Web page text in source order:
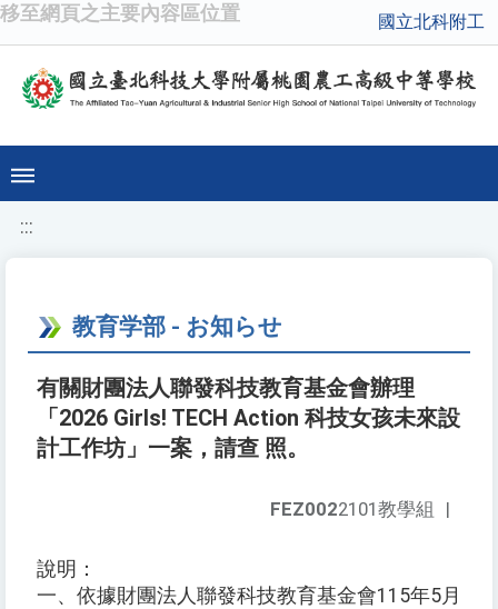
移至網頁之主要內容區位置 國立北科附工
:::
教育学部 - お知らせ
有關財團法人聯發科技教育基金會辦理
「2026 Girls! TECH Action 科技女孩未來設
計工作坊」一案，請查 照。
FEZ0022101教學組 |
說明：
一、依據財團法人聯發科技教育基金會115年5月